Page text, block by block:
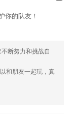
，极简模式，多样
你的队友！
断努力和挑战自
和朋友一起玩，真